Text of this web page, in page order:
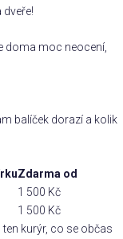
doma moc neocení,
balíček dorazí a kolik
Zdarma od
1 500 Kč
1 500 Kč
kurýr, co se občas